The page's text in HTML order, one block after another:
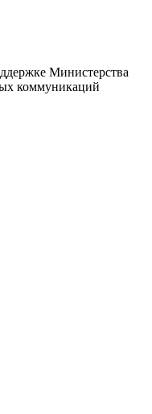
Министерства
коммуникаций